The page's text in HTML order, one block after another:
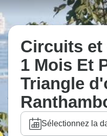
Circuits et
1 Mois Et
Triangle
Sélectionnez la